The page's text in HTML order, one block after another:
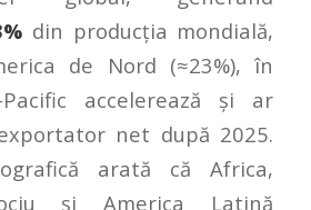
din producția mondială,
de Nord (≈23%), în
accelerează și ar
net după 2025.
arată că Africa,
și America Latină